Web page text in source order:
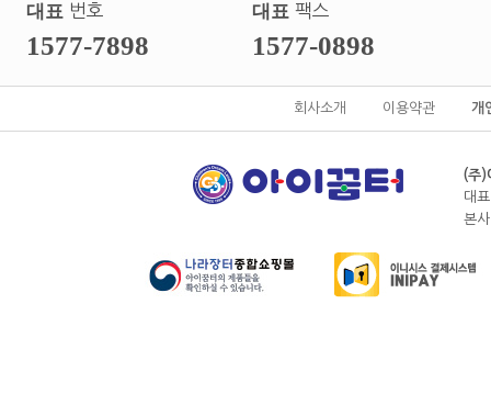
대표 번호
1577-7898
대표 팩스
1577-0898
회사소개 이용약관 개
(주)
대
본